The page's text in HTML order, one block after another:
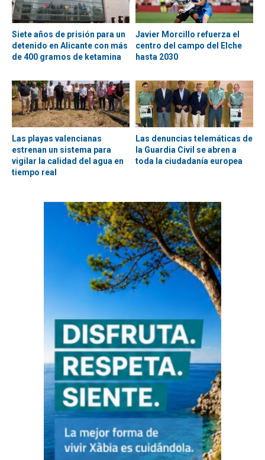
Siete años de prisión para un
detenido en Alicante con más
de 400 gramos de ketamina
Javier Morcillo refuerza el
centro del campo del Elche
hasta 2030
Las playas valencianas
estrenan un sistema para
vigilar la calidad del agua en
tiempo real
Las denuncias telemáticas de
la Guardia Civil se abren a
toda la ciudadanía europea